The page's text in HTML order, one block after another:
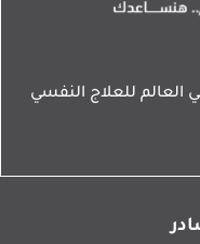
العالم للعلاج النفسي